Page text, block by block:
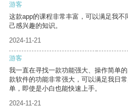
游客
这款app的课程非常丰富，可以满足我不
己感兴趣的知识。
2024-11-21
游客
我一直在寻找一款功能强大、操作简单
款软件的功能非常强大，可以满足我日
单，即使是小白也能快速上手。
2024-11-21